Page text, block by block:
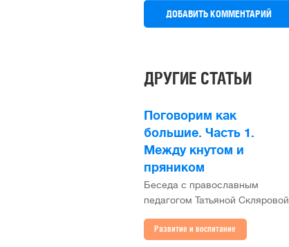
ДРУГИЕ СТАТЬИ
Поговорим как
большие. Часть 1.
Между кнутом и
пряником
Беседа с православным
педагогом Татьяной Скляровой
Развитие и воспитание